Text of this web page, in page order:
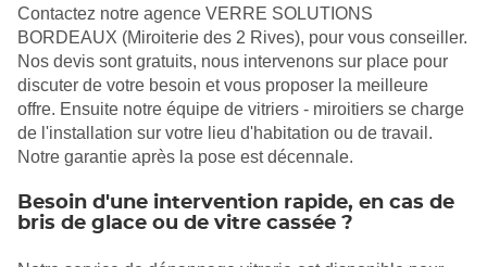
Contactez notre agence VERRE SOLUTIONS
BORDEAUX (Miroiterie des 2 Rives), pour vous conseiller.
Nos devis sont gratuits, nous intervenons sur place pour
discuter de votre besoin et vous proposer la meilleure
offre. Ensuite notre équipe de vitriers - miroitiers se charge
de l'installation sur votre lieu d'habitation ou de travail.
Notre garantie après la pose est décennale.
Besoin d'une intervention rapide, en cas de
bris de glace ou de vitre cassée ?